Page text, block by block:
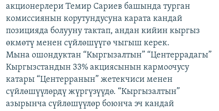
акционерлери Темир Сариев башында турган
комиссиянын корутундусуна карата кандай
позицияда болууну тактап, андан кийин кыргыз
өкмөтү менен сүйлөшүүгө чыгыш керек.
Мына ошондуктан “Кыргызалтын” “Центеррадагы”
Кыргызстандын 33% акциясынын кармоочусу
катары “Центерранын” жетекчиси менен
сүйлөшүүлөрдү жүргүзүүдө. “Кыргызалтын”
азырынча сүйлөшүүлөр боюнча эч кандай